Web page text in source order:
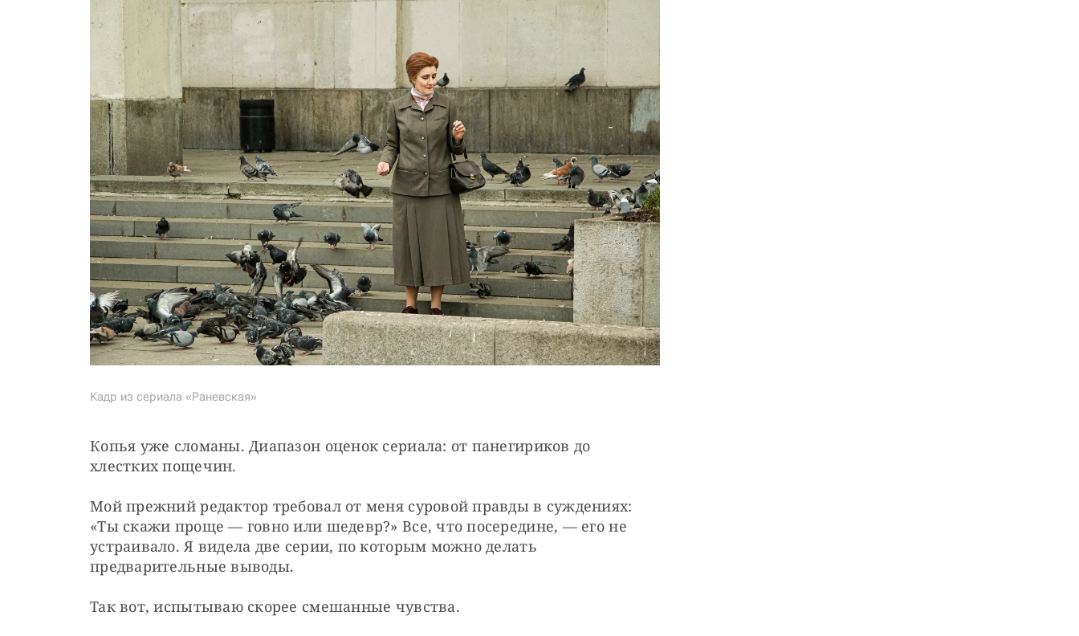
Кадр из сериала «Раневская»
Копья уже сломаны. Диапазон оценок сериала: от панегириков до
хлестких пощечин.
Мой прежний редактор требовал от меня суровой правды в суждениях:
«Ты скажи проще — говно или шедевр?» Все, что посередине, — его не
устраивало. Я видела две серии, по которым можно делать
предварительные выводы.
Так вот, испытываю скорее смешанные чувства.